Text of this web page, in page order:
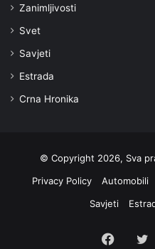
Zanimljivosti
Svet
Savjeti
Estrada
Crna Hronika
© Copyright 2026, Sva
Privacy Policy
Automobili
Savjeti